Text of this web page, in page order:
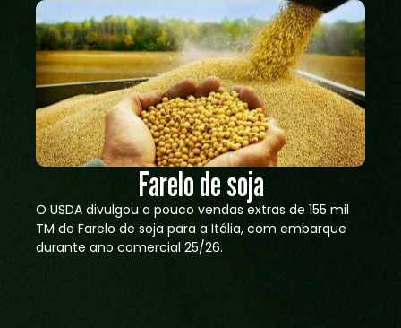
Farelo de soja
O USDA divulgou a pouco vendas extras de 155 mil
TM de Farelo de soja para a Itália, com embarque
durante ano comercial 25/26.